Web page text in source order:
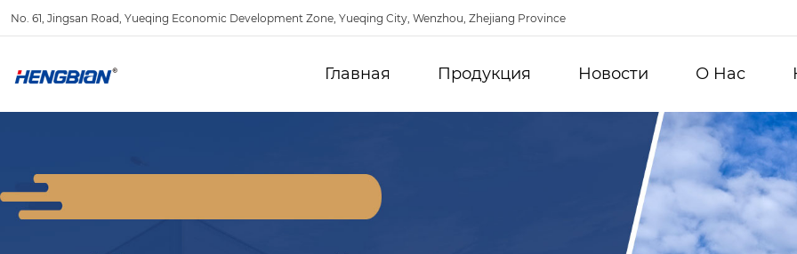
No. 61, Jingsan Road, Yueqing Economic Development Zone, Yueqing City, Wenzhou, Zhejiang Province
Главная Продукция Новости О Hас